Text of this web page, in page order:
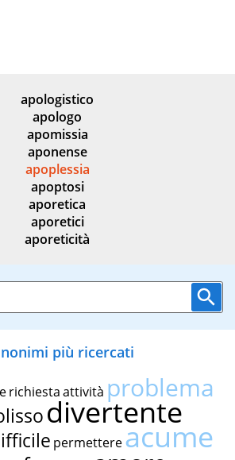
apologistico
apologo
apomissia
aponense
apoplessia
apoptosi
aporetica
aporetici
aporeticità
più ricercati
richiestaattività problema
divertente
permettereacume